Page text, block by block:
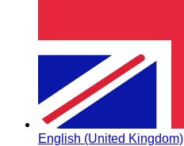
English (United Kingdom)